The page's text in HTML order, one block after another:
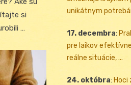
si
…
unikátnym
17. decembra:
pre laikov
reálne situácie, ...
24. októbra: Hoci